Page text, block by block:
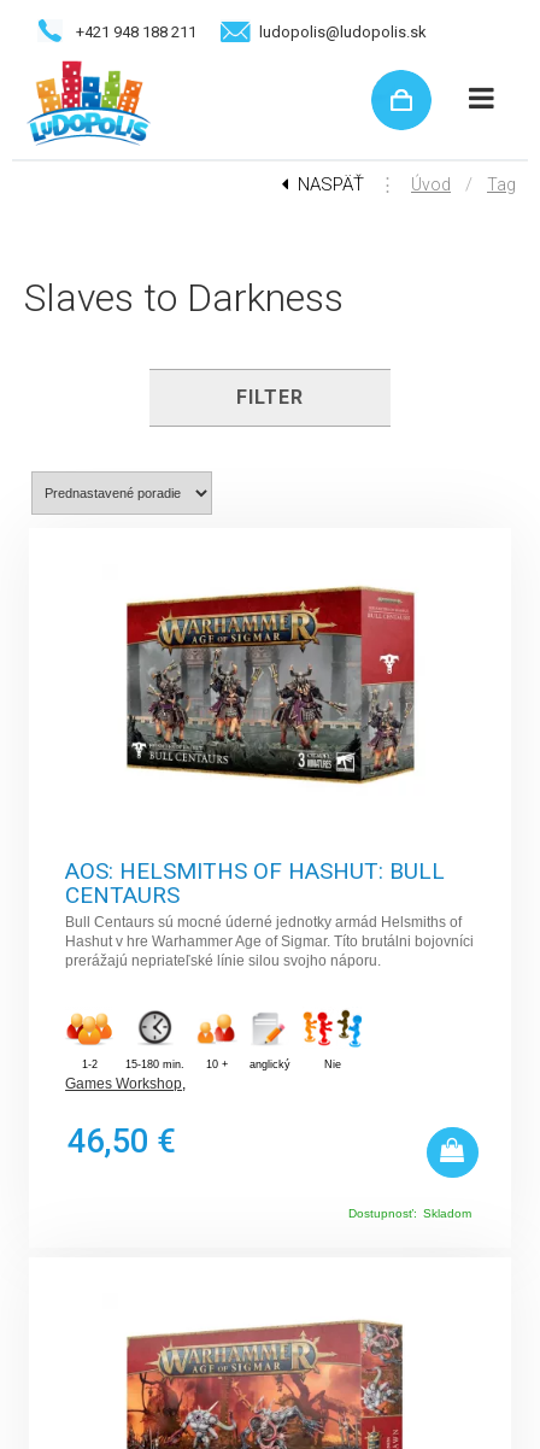
+421 948 188 211 ludopolis@ludopolis.sk
NASPÄŤ ⋮ Úvod / Tag
Slaves to Darkness
FILTER
AOS: HELSMITHS OF HASHUT: BULL
CENTAURS
Bull Centaurs sú mocné úderné jednotky armád Helsmiths of
Hashut v hre Warhammer Age of Sigmar. Títo brutálni bojovníci
prerážajú nepriateľské línie silou svojho náporu.
1-2 15-180 min. 10 + anglický Nie
Games Workshop,
46,50 €
Dostupnosť: Skladom